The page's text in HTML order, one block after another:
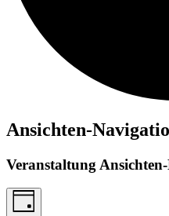
Ansichten-
Veranstaltung